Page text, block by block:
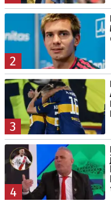
2
3
4